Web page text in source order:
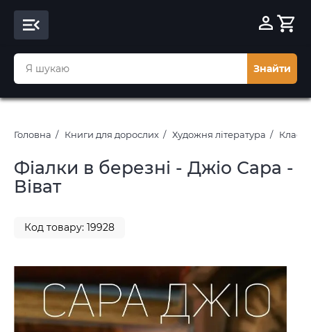
Знайти
Головна Книги для дорослих Художня література
Фіалки в березні - Джіо Сара -
Віват
Код товару: 19928